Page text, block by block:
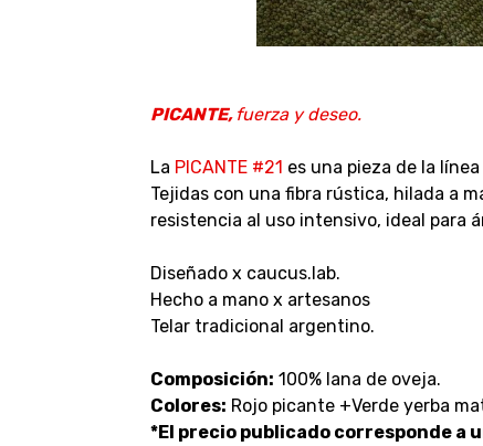
PICANTE, fuerza y deseo.
La PICANTE #21 es una pieza de la
Tejidas con una fibra rústica, hilada a
resistencia al uso intensivo, ideal para
Diseñado x caucus.lab.
Hecho a mano x artesanos
Telar tradicional argentino.
Composición: 100% lana de oveja.
Colores: Rojo picante +Verde yerba
*El precio publicado corresponde a